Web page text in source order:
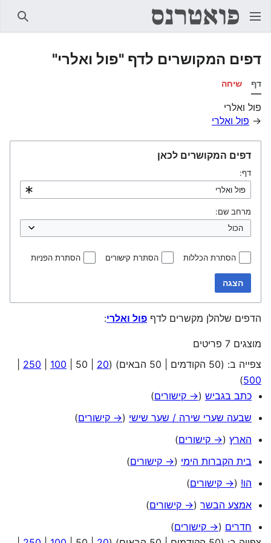
דפים המקושרים לדף "פול ואלרי"
דף שיחה
פול ואלרי
→ פול ואלרי
דפים המקושרים לכאן
דף:
מרחב שם:
הסתרת הכללות הסתרת קישורים הסתרת הפניות
הצגה
הדפים שלהלן מקשרים לדף פול ואלרי:
מוצגים 7 פריטים
צפייה ב: (50 הקודמים 50 הבאים ) (
20
50
100
250
500
)
כתב בגביש (→ קישורים)
שבעה שערי שירה / שער שישי (→ קישורים)
הארץ (→ קישורים)
בית הקברות הימי (→ קישורים)
הו! (→ קישורים)
אמצע הבשר (→ קישורים)
חדרים (→ קישורים)